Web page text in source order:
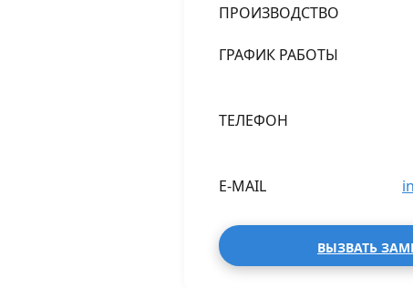
ПРОИЗВОДСТВО
ГРАФИК РАБОТЫ
ТЕЛЕФОН
E-MAIL
ВЫЗВАТЬ